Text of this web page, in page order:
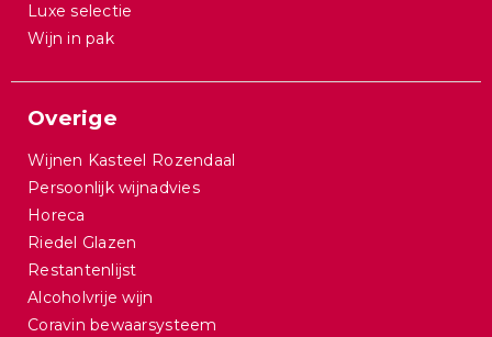
Luxe selectie
Wijn in pak
Overige
Wijnen Kasteel Rozendaal
Persoonlijk wijnadvies
Horeca
Riedel Glazen
Restantenlijst
Alcoholvrije wijn
Coravin bewaarsysteem